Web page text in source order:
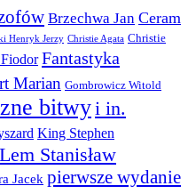
Brzechwa Jan Ceram
Henryk Jerzy Christie Agata Christie
Fantastyka
Marian Gombrowicz Witold
bitwyi in.
King Stephen
Lem Stanisław
Jacek pierwsze wydanie